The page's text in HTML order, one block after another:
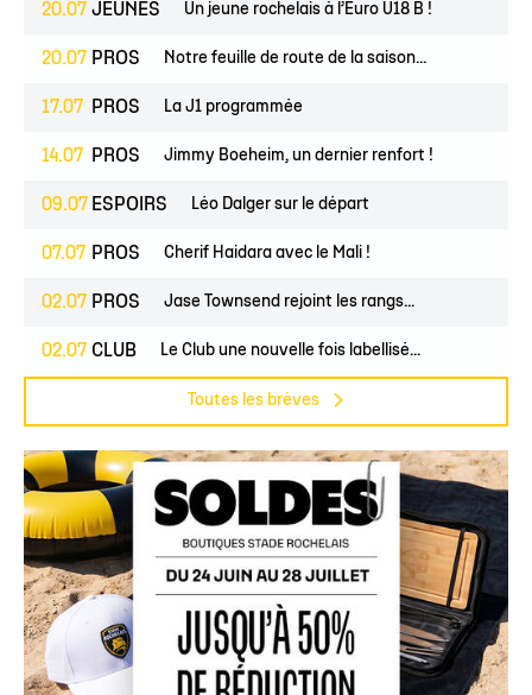
20.07 JEUNES Un jeune rochelais à l’Euro U18 B !
20.07 PROS Notre feuille de route de la saison...
17.07 PROS La J1 programmée
14.07 PROS Jimmy Boeheim, un dernier renfort !
09.07 ESPOIRS Léo Dalger sur le départ
07.07 PROS Cherif Haidara avec le Mali !
02.07 PROS Jase Townsend rejoint les rangs...
02.07 CLUB Le Club une nouvelle fois labellisé...
Toutes les brèves